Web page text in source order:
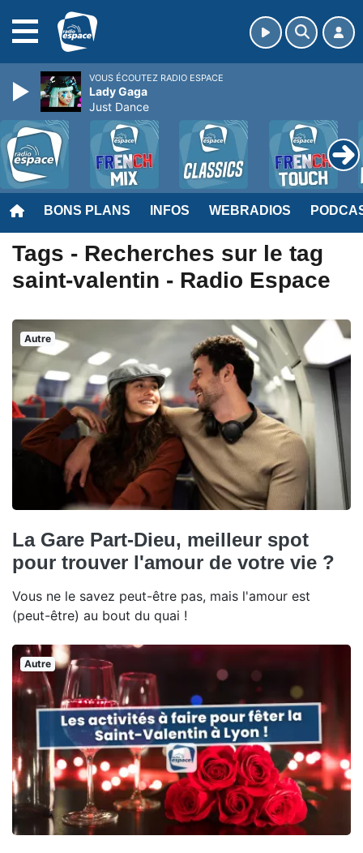
BONS PLANS INFOS WEBRADIOS
Tags - Recherches sur le tag
saint-valentin - Radio Espace
Autre
La Gare Part-Dieu, meilleur spot
pour trouver l'amour de votre vie ?
Vous ne le savez peut-être pas, mais l'amour est
(peut-être) au bout du quai !
Autre
VOUS ÉCOUTEZ RADIO ESPACE
Lady Gaga
Just Dance